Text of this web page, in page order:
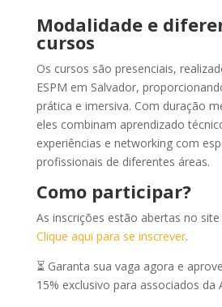
Modalidade e
cursos
Os cursos são presenciais,
ESPM em Salvador,
prática e imersiva. Com duração
eles combinam aprendizado
experiências e networking com
profissionais de diferentes áreas.
Como participar?
As inscrições estão abertas no site
Clique aqui para se inscrever.
⏳ Garanta sua vaga agora e
15% exclusivo para associados da